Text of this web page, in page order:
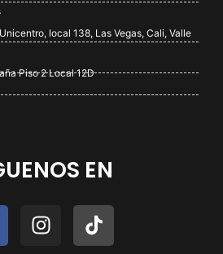
local 138, Las Vegas, Cali, Valle
Piso 2 Local 12D
EN